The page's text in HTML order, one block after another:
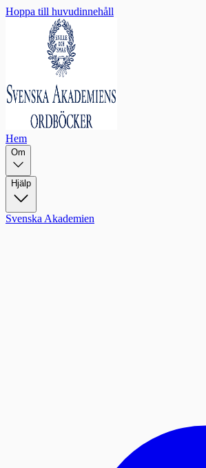
Hoppa till huvudinnehåll
Hem
Om
Hjälp
Svenska Akademien